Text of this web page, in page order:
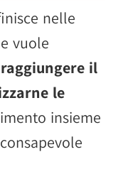
nelle
vuole
raggiungere il
le
insieme